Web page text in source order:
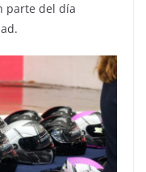
parte del día